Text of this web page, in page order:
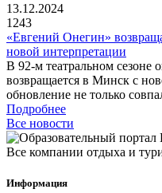
13.12.2024
1243
«Евгений Онегин»
новой интерпретации
В 92-м театральном сезоне
возвращается в Минск с
обновление не только
Подробнее
Все новости
Все компании отдыха и
Информация